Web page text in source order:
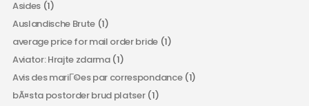
Asides(1)
Auslandische Brute (1)
average price for mail order bride(1)
Aviator: Hrajte zdarma(1)
Avis des mariГ©es par correspondance(1)
bÃ¤sta postorder brud platser(1)